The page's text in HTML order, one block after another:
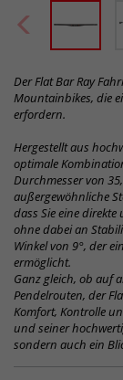
Der Flat Bar Ray
Mountainbikes, die
erfordern.
Hergestellt aus
optimale
Durchmesser von
außergewöhnliche
dass Sie eine
ohne dabei an
Winkel von 9°, der
ermöglicht.
Ganz gleich, ob auf
Pendelrouten, der
Komfort, Kontrolle
und seiner
sondern auch ein